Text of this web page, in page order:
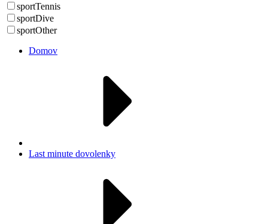
sportTennis
sportDive
sportOther
Domov
Last minute dovolenky